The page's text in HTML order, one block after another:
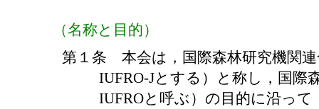
（名称と目的）
第１条 本会は，国際森林研究機関
IUFRO-Jとする）と称し，国際
IUFROと呼ぶ）の目的に沿っ